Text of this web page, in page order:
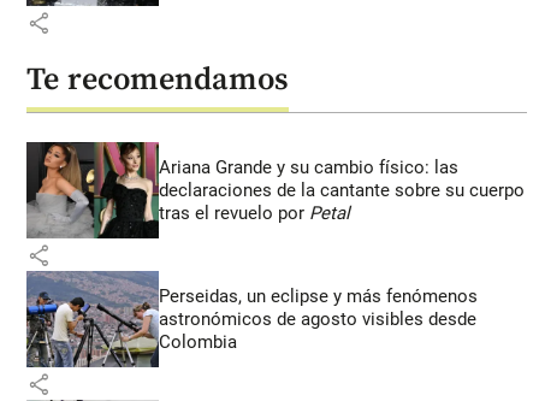
share
Te recomendamos
Ariana Grande y su cambio físico: las
declaraciones de la cantante sobre su cuerpo
tras el revuelo por Petal
share
Perseidas, un eclipse y más fenómenos
astronómicos de agosto visibles desde
Colombia
share